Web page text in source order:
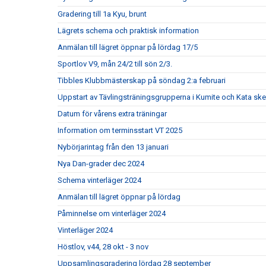
Gradering till 1a Kyu, brunt
Lägrets schema och praktisk information
Anmälan till lägret öppnar på lördag 17/5
Sportlov V9, mån 24/2 till sön 2/3.
Tibbles Klubbmästerskap på söndag 2:a februari
Uppstart av Tävlingsträningsgrupperna i Kumite och Kata
Datum för vårens extra träningar
Information om terminsstart VT 2025
Nybörjarintag från den 13 januari
Nya Dan-grader dec 2024
Schema vinterläger 2024
Anmälan till lägret öppnar på lördag
Påminnelse om vinterläger 2024
Vinterläger 2024
Höstlov, v44, 28 okt - 3 nov
Uppsamlingsgradering lördag 28 september